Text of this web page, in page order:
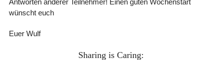
wünscht euch
Euer Wulf
Sharing is Caring: